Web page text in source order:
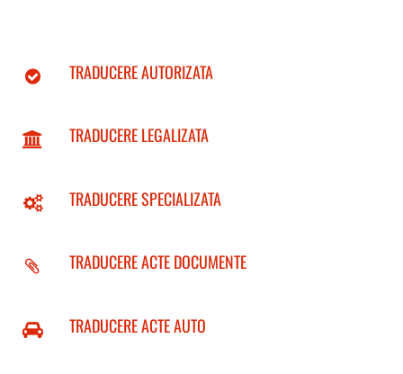
TRADUCERE AUTORIZATA
TRADUCERE LEGALIZATA
TRADUCERE SPECIALIZATA
TRADUCERE ACTE DOCUMENTE
TRADUCERE ACTE AUTO